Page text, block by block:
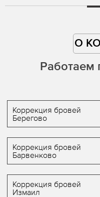
О
Работаем
Коррекция бровей
Берегово
Коррекция бровей
Барвенково
Коррекция бровей
Измаил